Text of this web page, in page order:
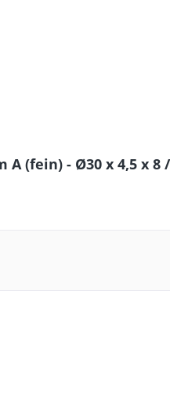
(fein) - Ø30 x 4,5 x 8